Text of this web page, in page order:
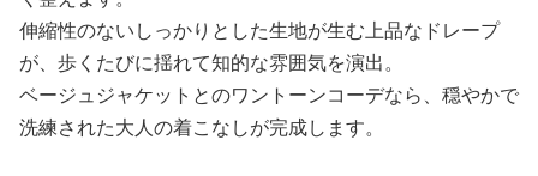
伸縮性のないしっかりとした生地が生む上品なドレープ
が、歩くたびに揺れて知的な雰囲気を演出。
ベージュジャケットとのワントーンコーデなら、穏やかで
洗練された大人の着こなしが完成します。